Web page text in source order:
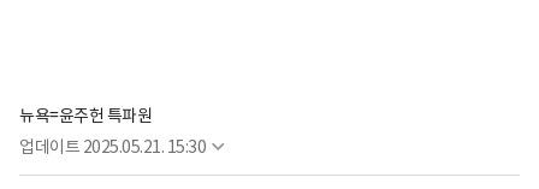
뉴욕=윤주헌 특파원
업데이트 2025.05.21. 15:30